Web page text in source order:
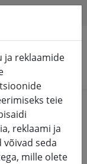
ja reklaamide
teie
reklaami ja
seda
mille olete